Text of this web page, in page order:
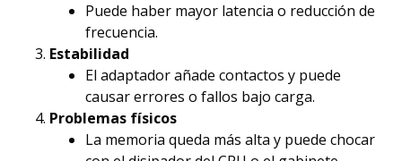
Puede haber mayor latencia o reducción de
frecuencia.
Estabilidad
El adaptador añade contactos y puede
causar errores o fallos bajo carga.
Problemas físicos
La memoria queda más alta y puede chocar